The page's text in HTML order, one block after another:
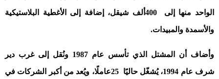
الواحد منها إلى 400 ألف شيقل، إضافة إلى الأغطية البلاستيكية
والأسمدة والمبيدات.
وأضاف أن المشتل الذي تأسس عام 1987 ونُقل إلى غرب دير
شرف عام 1994، يُشغّل حاليًا 25عاملًا، ويُعد من أكبر الشركات في